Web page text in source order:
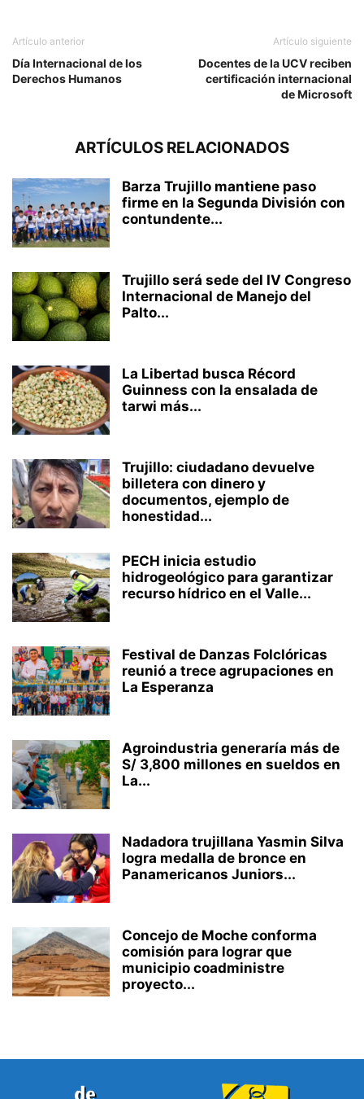
Artículo anterior
Día Internacional de los
Derechos Humanos
Artículo siguiente
Docentes de la UCV reciben
certificación internacional
de Microsoft
ARTÍCULOS RELACIONADOS
Barza Trujillo mantiene paso
firme en la Segunda División con
contundente...
Trujillo será sede del IV Congreso
Internacional de Manejo del
Palto...
La Libertad busca Récord
Guinness con la ensalada de
tarwi más...
Trujillo: ciudadano devuelve
billetera con dinero y
documentos, ejemplo de
honestidad...
PECH inicia estudio
hidrogeológico para garantizar
recurso hídrico en el Valle...
Festival de Danzas Folclóricas
reunió a trece agrupaciones en
La Esperanza
Agroindustria generaría más de
S/ 3,800 millones en sueldos en
La...
Nadadora trujillana Yasmin Silva
logra medalla de bronce en
Panamericanos Juniors...
Concejo de Moche conforma
comisión para lograr que
municipio coadministre
proyecto...